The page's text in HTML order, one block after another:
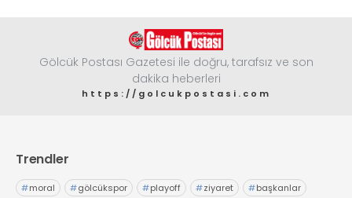
Gölcük Postası Gazetesi ile doğru, tarafsız ve son
dakika heberleri
https://golcukpostasi.com
Trendler
#moral #gölcükspor #playoff #ziyaret #başkanlar